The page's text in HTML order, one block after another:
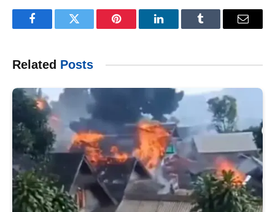
FacebookTwitter Pinterest LinkedInTumblr Email
Related Posts